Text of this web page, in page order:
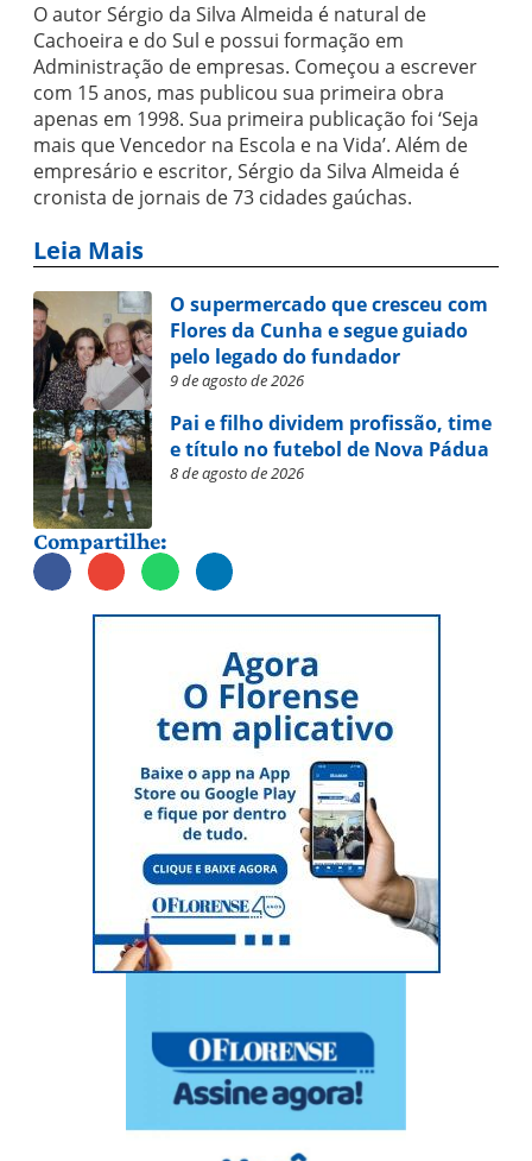
O autor Sérgio da Silva Almeida é natural de
Cachoeira e do Sul e possui formação em
Administração de empresas. Começou a escrever
com 15 anos, mas publicou sua primeira obra
apenas em 1998. Sua primeira publicação foi ‘Seja
mais que Vencedor na Escola e na Vida’. Além de
empresário e escritor, Sérgio da Silva Almeida é
cronista de jornais de 73 cidades gaúchas.
Leia Mais
O supermercado que cresceu com
Flores da Cunha e segue guiado
pelo legado do fundador
9 de agosto de 2026
Pai e filho dividem profissão, time
e título no futebol de Nova Pádua
8 de agosto de 2026
Compartilhe: